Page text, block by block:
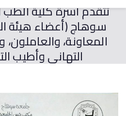
تتقدم أسرة كلية
سوهاج (أعضاء هيئة
المعاونة،
التهاني وأطيب